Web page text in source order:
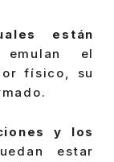
están
el
físico, su
y los
estar